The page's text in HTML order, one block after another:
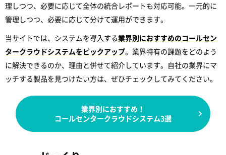
理しつつ、必要に応じて全体の統合レポートも対応可能。一元的に
管理しつつ、必要に応じて分けて運用ができます。
当サイトでは、システムを導入する業界別におすすめのコールセン
タークラウドシステムをピックアップ。業界特有の課題をどのよう
に解決できるのか、理由と併せて紹介しています。自社の業界にマ
ッチする製品を見つけたい方は、ぜひチェックしてみてください。
業界別におすすめ！
コールセンタークラウドシステム3選